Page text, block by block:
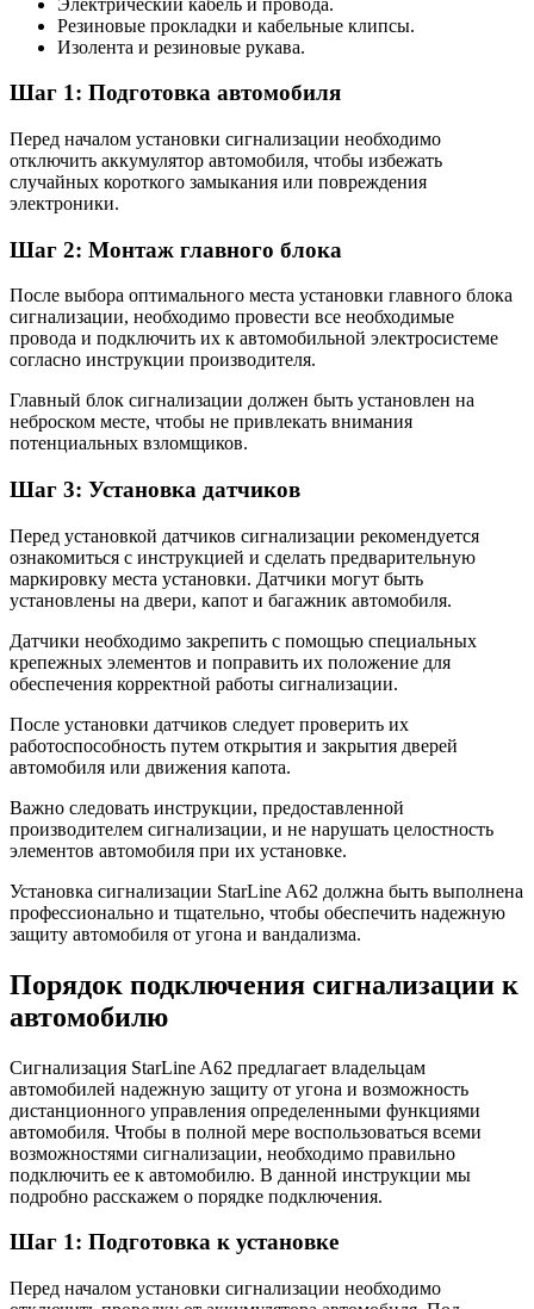
Резиновые прокладки и кабельные клипсы.
Изолента и резиновые рукава.
Шаг 1: Подготовка автомобиля
Перед началом установки сигнализации необходимо
отключить аккумулятор автомобиля, чтобы избежать
случайных короткого замыкания или повреждения
электроники.
Шаг 2: Монтаж главного блока
После выбора оптимального места установки главного блока
сигнализации, необходимо провести все необходимые
провода и подключить их к автомобильной электросистеме
согласно инструкции производителя.
Главный блок сигнализации должен быть установлен на
неброском месте, чтобы не привлекать внимания
потенциальных взломщиков.
Шаг 3: Установка датчиков
Перед установкой датчиков сигнализации рекомендуется
ознакомиться с инструкцией и сделать предварительную
маркировку места установки. Датчики могут быть
установлены на двери, капот и багажник автомобиля.
Датчики необходимо закрепить с помощью специальных
крепежных элементов и поправить их положение для
обеспечения корректной работы сигнализации.
После установки датчиков следует проверить их
работоспособность путем открытия и закрытия дверей
автомобиля или движения капота.
Важно следовать инструкции, предоставленной
производителем сигнализации, и не нарушать целостность
элементов автомобиля при их установке.
Установка сигнализации StarLine A62 должна быть выполнена
профессионально и тщательно, чтобы обеспечить надежную
защиту автомобиля от угона и вандализма.
Порядок подключения сигнализации к
автомобилю
Сигнализация StarLine A62 предлагает владельцам
автомобилей надежную защиту от угона и возможность
дистанционного управления определенными функциями
автомобиля. Чтобы в полной мере воспользоваться всеми
возможностями сигнализации, необходимо правильно
подключить ее к автомобилю. В данной инструкции мы
подробно расскажем о порядке подключения.
Шаг 1: Подготовка к установке
Перед началом установки сигнализации необходимо